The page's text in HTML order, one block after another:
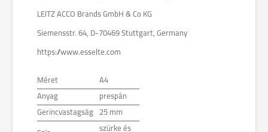
LEITZ ACCO Brands GmbH & Co KG
Siemensstr. 64, D-70469 Stuttgart, Germany
https://www.esselte.com
Méret A4
Anyag prespán
Gerincvastagság 25 mm
szürke és